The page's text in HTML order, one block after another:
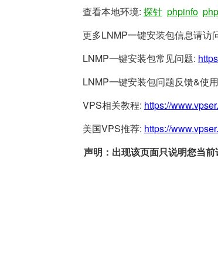
查看本地环境: 探针 phpinfo
更多LNMP一键安装包信息请访
LNMP一键安装包常见问题:
LNMP一键安装包问题反馈&使
VPS相关教程: https://
美国VPS推荐: https://
声明：出现该页面只说明您当